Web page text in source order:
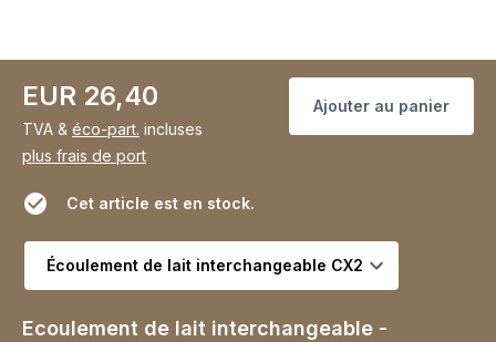
EUR 26,40
TVA & éco-part. incluses
plus frais de port
Ajouter au panier
Cet article est en stock.
Choisir la variante
Ecoulement de lait interchangeable -